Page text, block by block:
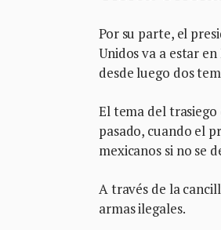
Por su parte, el
Unidos va a estar
desde luego dos
El tema del trasiego
pasado, cuando el
mexicanos si no se
A través de la
armas ilegales.